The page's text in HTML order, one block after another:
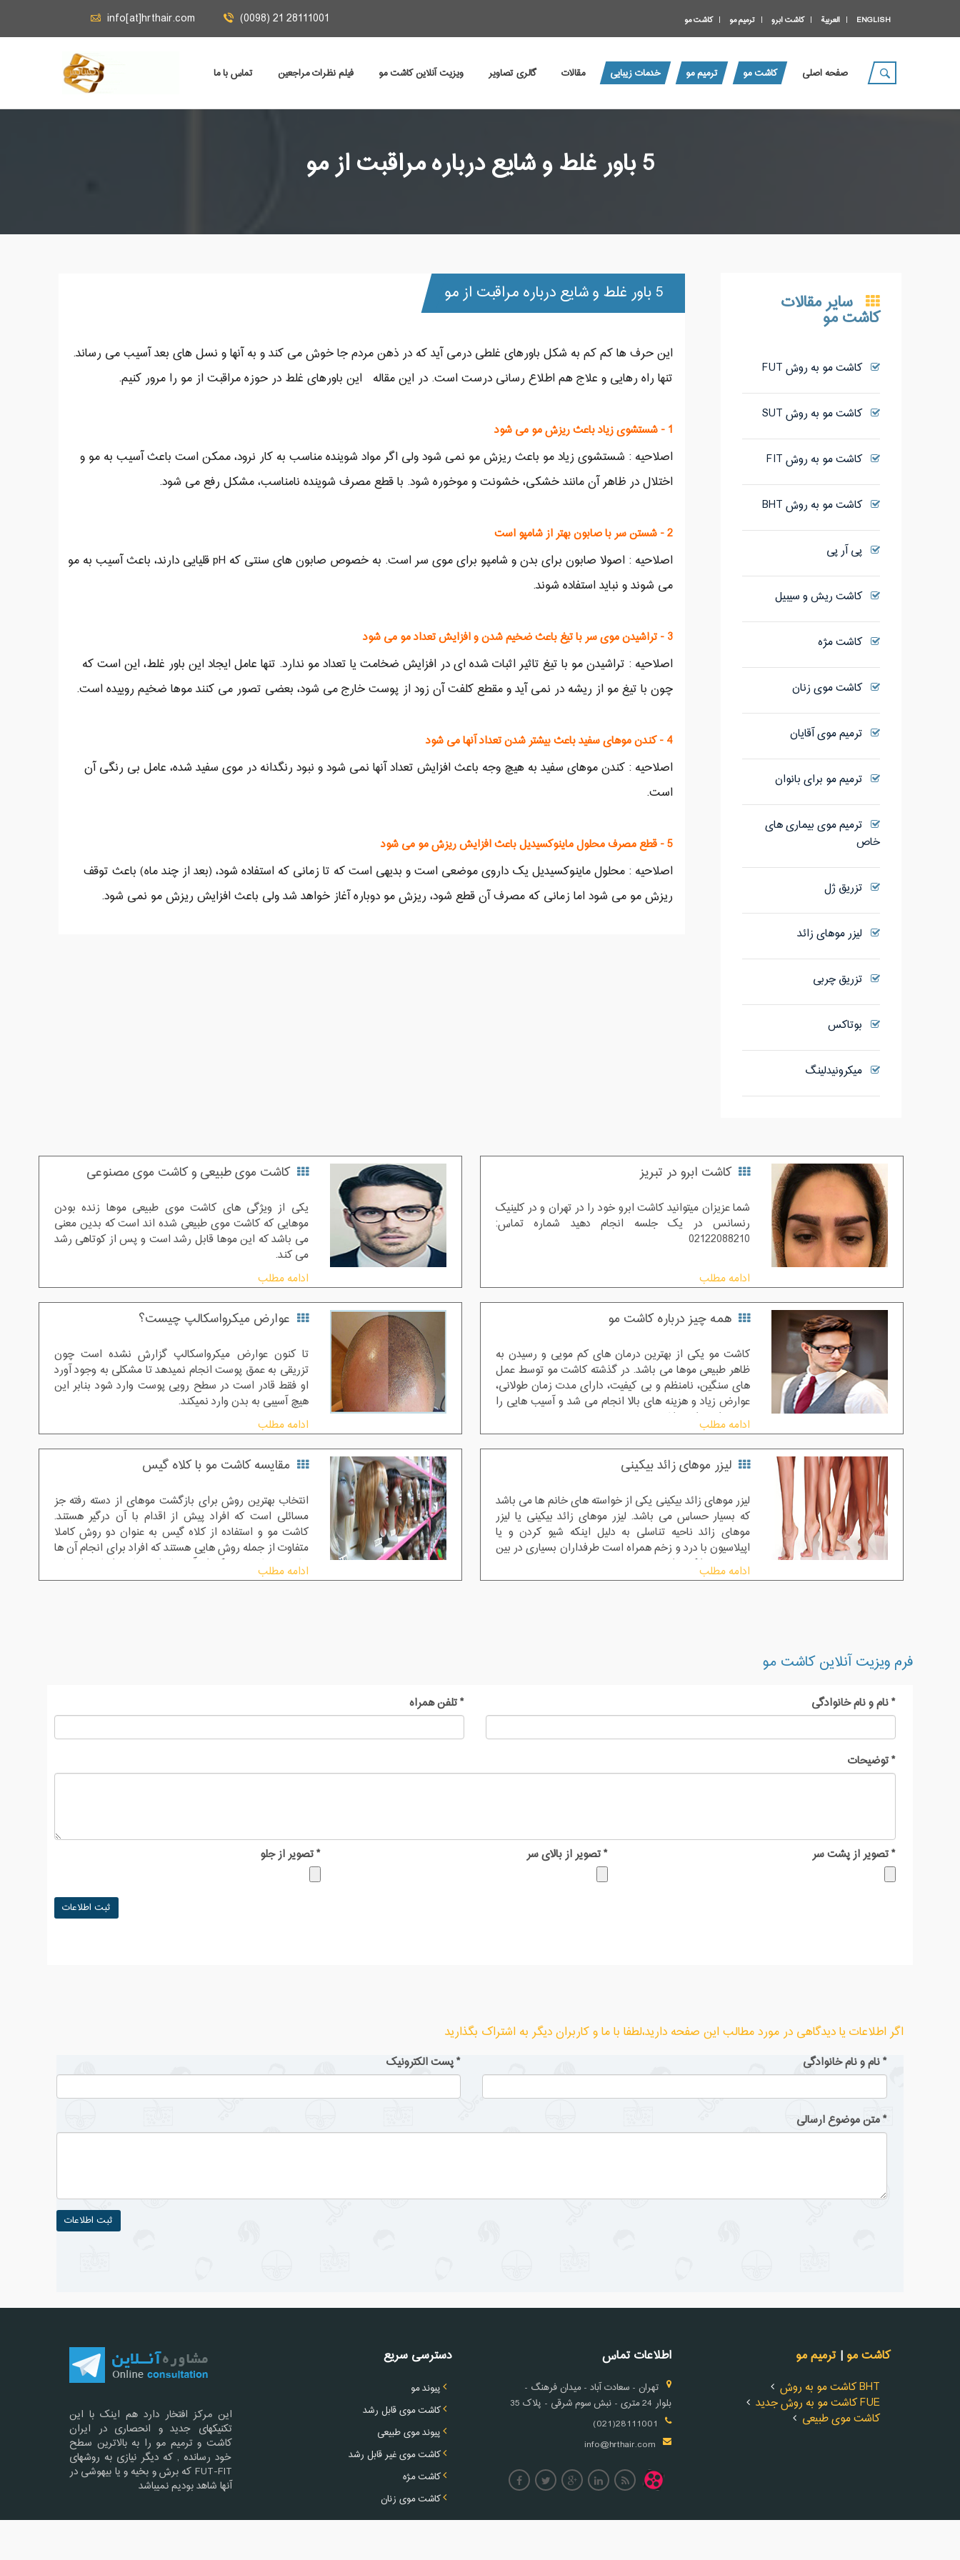
info[at]hrthair.com (0098) 21 28111001 کاشت مو ترمیم مو کاشت ابرو العربية ENGLISH
صفحه اصلی کاشت مو ترمیم مو خدمات زیبایی مقالات گالری تصاویر ویزیت آنلاین کاشت مو فیلم نظرات مراجعين تماس با ما
5 باور غلط و شایع درباره مراقبت از مو
5 باور غلط و شایع درباره مراقبت از مو
این حرف ها کم کم به شکل باورهای غلطی درمی آید که در ذهن مردم جا خوش می کند و به آنها و نسل های بعد آسیب می رساند.
تنها راه رهایی و علاج هم اطلاع رسانی درست است. در این مقاله این باورهای غلط در حوزه مراقبت از مو را مرور کنیم.
1 - شستشوی زیاد باعث ریزش مو می شود
اصلاحیه : شستشوی زیاد مو باعث ریزش مو نمی شود ولی اگر مواد شوینده مناسب به کار نرود، ممکن است باعث آسیب به مو و
اختلال در ظاهر آن مانند خشکی، خشونت و موخوره شود. با قطع مصرف شوینده نامناسب، مشکل رفع می شود.
2 - شستن سر با صابون بهتر از شامپو است
اصلاحیه : اصولا صابون برای بدن و شامپو برای موی سر است. به خصوص صابون های سنتی که pH قلیایی دارند، باعث آسیب به مو
می شوند و نباید استفاده شوند.
3 - تراشیدن موی سر با تیغ باعث ضخیم شدن و افزایش تعداد مو می شود
اصلاحیه : تراشیدن مو با تیغ تاثیر اثبات شده ای در افزایش ضخامت یا تعداد مو ندارد. تنها عامل ایجاد این باور غلط، این است که
چون با تیغ مو از ریشه در نمی آید و مقطع کلفت آن زود از پوست خارج می شود، بعضی تصور می کنند موها ضخیم روییده است.
4 - کندن موهای سفید باعث بیشتر شدن تعداد آنها می شود
اصلاحیه : کندن موهای سفید به هیچ وجه باعث افزایش تعداد آنها نمی شود و نبود رنگدانه در موی سفید شده، عامل بی رنگی آن
است.
5 - قطع مصرف محلول ماینوکسیدیل باعث افزایش ریزش مو می شود
اصلاحیه : محلول ماینوکسیدیل یک داروی موضعی است و بدیهی است که تا زمانی که استفاده شود، (بعد از چند ماه) باعث توقف
ریزش مو می شود اما زمانی که مصرف آن قطع شود، ریزش مو دوباره آغاز خواهد شد ولی باعث افزایش ریزش مو نمی شود.
سایر مقالات
کاشت مو
کاشت مو به روش FUT
کاشت مو به روش SUT
کاشت مو به روش FIT
کاشت مو به روش BHT
پی آر پی
کاشت ریش و سیبیل
کاشت مژه
کاشت موی زنان
ترمیم موی آقایان
ترمیم مو برای بانوان
ترمیم موی بیماری های
خاص
تزریق ژل
لیزر موهای زائد
تزریق چربی
بوتاکس
میکرونیدلینگ
کاشت ابرو در تبریز
شما عزیزان میتوانید کاشت ابرو خود را در تهران و در کلینیک
رنسانس در یک جلسه انجام دهید شماره تماس:
02122088210
ادامه مطلب
کاشت موی طبیعی و کاشت موی مصنوعی
یکی از ویژگی های کاشت موی طبیعی موها زنده بودن
موهایی که کاشت موی طبیعی شده اند است که بدین معنی
می باشد که این موها قابل رشد است و پس از کوتاهی رشد
می کند.
ادامه مطلب
همه چیز درباره کاشت مو
کاشت مو یکی از بهترین درمان های کم مویی و رسیدن به
ظاهر طبیعی موها می باشد. در گذشته کاشت مو توسط عمل
های سنگین، نامنظم و بی کیفیت، دارای مدت زمان طولانی،
عوارض زیاد و هزینه های بالا انجام می شد و آسیب هایی را
به همراه خواهد داشت.
ادامه مطلب
عوارض میکرواسکالپ چیست؟
تا کنون عوارض میکرواسکالپ گزارش نشده است چون
تزریقی به عمق پوست انجام نمیدهد تا مشکلی به وجود آورد
او فقط قادر است در سطح رویی پوست وارد شود بنابر این
هیچ آسیبی به بدن وارد نمیکند.
ادامه مطلب
لیزر موهای زائد بیکینی
لیزر موهای زائد بیکینی یکی از خواسته های خانم ها می باشد
که بسیار حساس می باشد. لیزر موهای زائد بیکینی یا لیزر
موهای زائد ناحیه تناسلی به دلیل اینکه شیو کردن و یا
اپیلاسیون با درد و زخم همراه است طرفداران بسیاری در بین
خانم ها پیدا کرده است
ادامه مطلب
مقایسه کاشت مو با کلاه گیس
انتخاب بهترین روش برای بازگشت موهای از دسته رفته جز
مسائلی است که افراد پیش از اقدام با آن درگیر هستند.
کاشت مو و استفاده از کلاه گیس به عنوان دو روش کاملا
متفاوت از جمله روش هایی هستند که افراد برای انجام آن ها
نیاز به مقایسه هریک از آن ها دارند تا بر اساس انتخاب
صحیح اقدام به انجام این روش درمانی نمایند. در این مقاله
ادامه مطلب
فرم ویزیت آنلاین کاشت مو
*تلفن همراه *نام و نام خانوادگی
*توضیحات
*تصویر از جلو *تصویر از بالای سر *تصویر از پشت سر
اگر اطلاعات یا دیدگاهی در مورد مطالب این صفحه دارید،لطفا با ما و کاربران دیگر به اشتراک بگذارید
*پست الکترونیک *نام و نام خانوادگی
*متن موضوع ارسالی
این مرکز افتخار دارد هم اینک با این
تکنیکهای جدید و انحصاری در ایران
کاشت و ترمیم مو را به بالاترین سطح
خود رسانده , که دیگر نیازی به روشهای
FUT-FIT که برش و بخیه و یا بیهوشی در
آنها شاهد بودیم نمیباشد
دسترسی سریع
پیوند مو
کاشت موی قابل رشد
پیوند موی طبیعی
کاشت موی غیر قابل رشد
کاشت مژه
کاشت موی زنان
اطلاعات تماس
تهران - سعادت آباد - میدان فرهنگ -
بلوار 24 متری - نبش سوم شرقی - پلاک 35
28111001(021)
info@hrthair.com
کاشت مو | ترمیم مو
کاشت مو به روش BHT
کاشت مو به روش جدید FUE
کاشت موی طبیعی